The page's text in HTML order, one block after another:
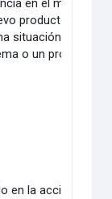
en el mercado,
producto. Los
situación real, y
o un producto,
en la acción.